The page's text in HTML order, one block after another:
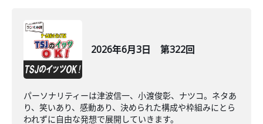
2026年6月3日 第322回
パーソナリティーは津波信一、小渡俊彰、ナツコ。ネタあ
り、笑いあり、感動あり、決められた構成や枠組みにとら
われずに自由な発想で展開していきます。